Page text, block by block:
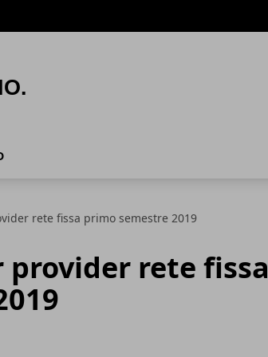
rete fissa primo semestre 2019
rete fissa